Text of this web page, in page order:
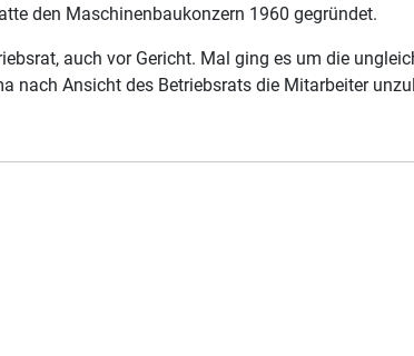
den Maschinenbaukonzern 1960 gegründet.
auch vor Gericht. Mal ging es um die
nach Ansicht des Betriebsrats die Mitarbeiter